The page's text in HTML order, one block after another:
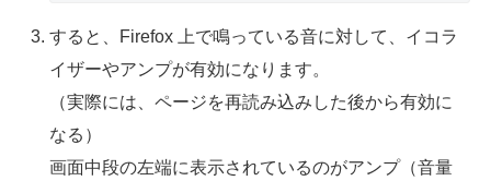
すると、Firefox 上で鳴っている音に対して、イコラ
イザーやアンプが有効になります。
（実際には、ページを再読み込みした後から有効に
なる）
画面中段の左端に表示されているのがアンプ（音量